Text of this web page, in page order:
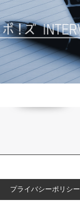
プライバシーポリシー